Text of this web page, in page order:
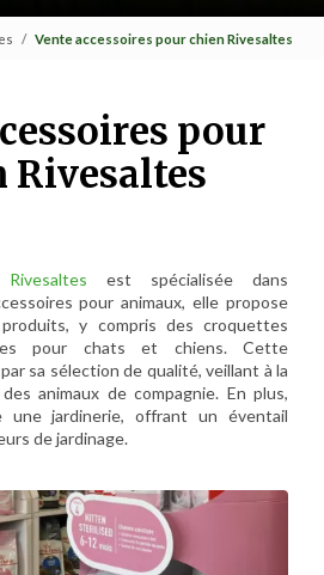
Vente accessoires pour chien Rivesaltes
pour
Rivesaltes
est spécialisée dans
pour animaux, elle propose
y compris des croquettes
pour chats et chiens. Cette
sa sélection de qualité, veillant à la
animaux de compagnie. En plus,
une jardinerie, offrant un éventail
de jardinage.